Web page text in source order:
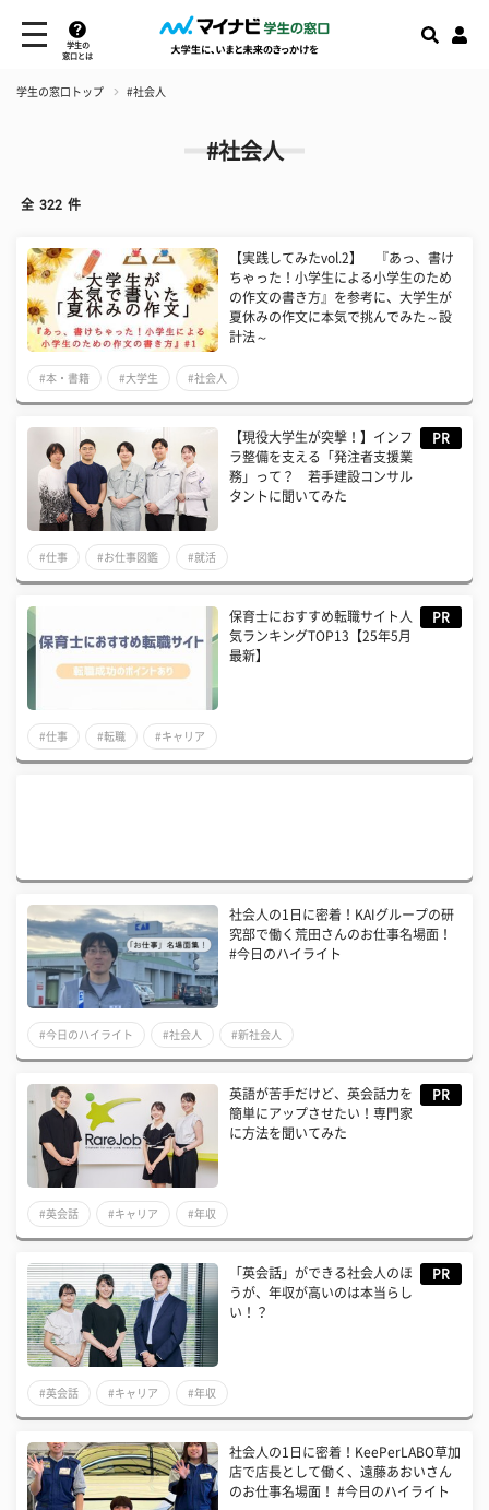
学生の
窓口とは
学生の窓口トップ #社会人
#社会人
全 322 件
【実践してみたvol.2】 『あっ、書け
ちゃった！小学生による小学生のため
の作文の書き方』を参考に、大学生が
夏休みの作文に本気で挑んでみた～設
計法～
#本・書籍 #大学生 #社会人
【現役大学生が突撃！】インフ
ラ整備を支える「発注者支援業
務」って？ 若手建設コンサル
タントに聞いてみた
PR
#仕事 #お仕事図鑑 #就活
保育士におすすめ転職サイト人
気ランキングTOP13【25年5月
最新】
PR
#仕事 #転職 #キャリア
社会人の1日に密着！KAIグループの研
究部で働く荒田さんのお仕事名場面！
#今日のハイライト
#今日のハイライト #社会人 #新社会人
英語が苦手だけど、英会話力を
簡単にアップさせたい！専門家
に方法を聞いてみた
PR
#英会話 #キャリア #年収
「英会話」ができる社会人のほ
うが、年収が高いのは本当らし
い！？
PR
#英会話 #キャリア #年収
社会人の1日に密着！KeePerLABO草加
店で店長として働く、遠藤あおいさん
のお仕事名場面！ #今日のハイライト